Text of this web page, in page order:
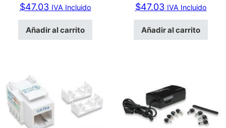
$47.03 IVA Incluido
Añadir al carrito
$47.03 IVA Incluido
Añadir al carrito